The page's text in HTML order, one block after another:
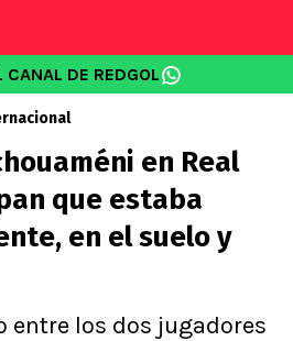
CANAL DE REDGOL
en Real
que estaba
en el suelo y
entre los dos jugadores